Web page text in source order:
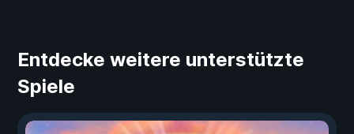
Entdecke weitere unterstützte
Spiele